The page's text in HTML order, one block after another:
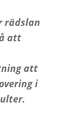
rädslan
att
att
i